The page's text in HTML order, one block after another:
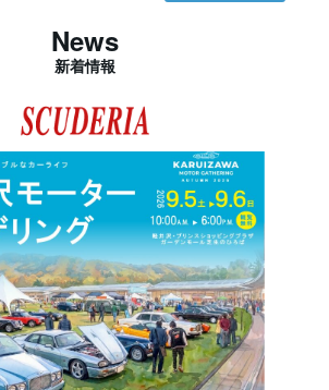
News
新着情報